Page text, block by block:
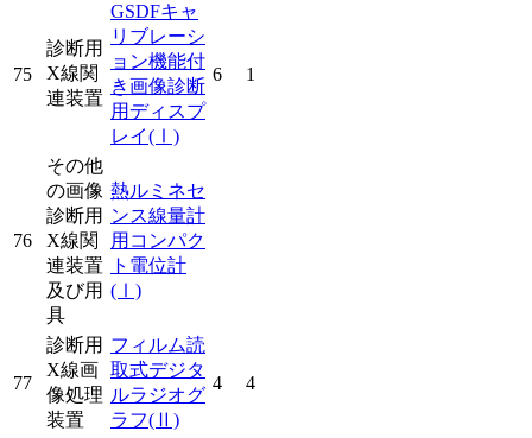
75
診断用
X線関
連装置
GSDFキャ
リブレーシ
ョン機能付
き画像診断
用ディスプ
レイ(Ⅰ)
6 1
76
その他
の画像
診断用
X線関
連装置
及び用
具
熱ルミネセ
ンス線量計
用コンパク
ト電位計
(Ⅰ)
77
診断用
X線画
像処理
装置
フィルム読
取式デジタ
ルラジオグ
ラフ(Ⅱ)
4 4